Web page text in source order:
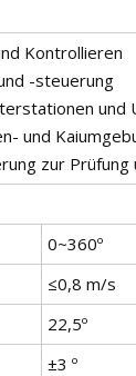
Kontrollieren
-steuerung
und
und
zur
0~360º
≤0,8 m/s
22,5º
±3 º